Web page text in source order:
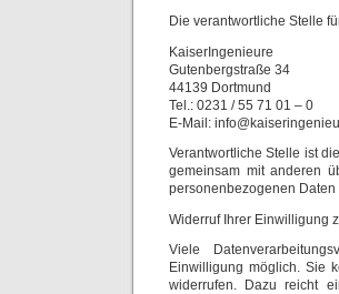
Die verantwortliche Stelle
KaiserIngenieure
Gutenbergstraße 34
44139 Dortmund
Tel.: 0231 / 55 71 01 – 0
E-Mail:
Verantwortliche Stelle ist
gemeinsam mit anderen
personenbezogenen Daten
Widerruf Ihrer Einwilligung
Viele
Einwilligung möglich. Sie
widerrufen. Dazu reicht